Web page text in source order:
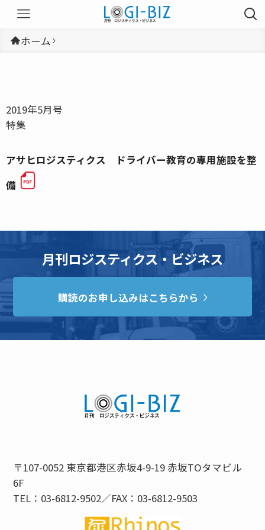
ホーム
2019年5月号
特集
アサヒロジスティクス ドライバー教育の専用施設を整
備
月刊ロジスティクス・ビジネス
購読のお申し込みはこちらから
〒107-0052 東京都港区赤坂4-9-19 赤坂TOタマビル
6F
TEL：03-6812-9502／FAX：03-6812-9503